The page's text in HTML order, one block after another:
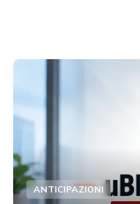
ANTICIPAZIONI